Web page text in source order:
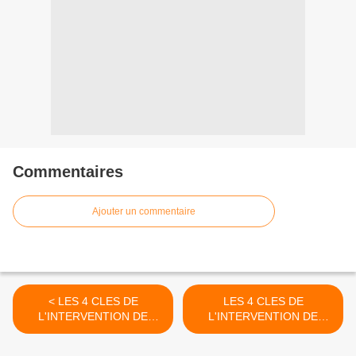
Commentaires
Ajouter un commentaire
< LES 4 CLES DE
L'INTERVENTION DE
YHWH (7)
LES 4 CLES DE
L'INTERVENTION DE
YHWH (9) >